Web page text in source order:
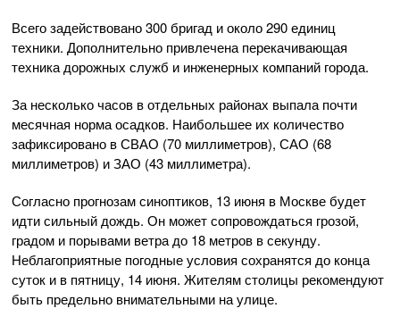
Всего задействовано 300 бригад и около 290 единиц
техники. Дополнительно привлечена перекачивающая
техника дорожных служб и инженерных компаний города.
За несколько часов в отдельных районах выпала почти
месячная норма осадков. Наибольшее их количество
зафиксировано в СВАО (70 миллиметров), САО (68
миллиметров) и ЗАО (43 миллиметра).
Согласно прогнозам синоптиков, 13 июня в Москве будет
идти сильный дождь. Он может сопровождаться грозой,
градом и порывами ветра до 18 метров в секунду.
Неблагоприятные погодные условия сохранятся до конца
суток и в пятницу, 14 июня. Жителям столицы рекомендуют
быть предельно внимательными на улице.